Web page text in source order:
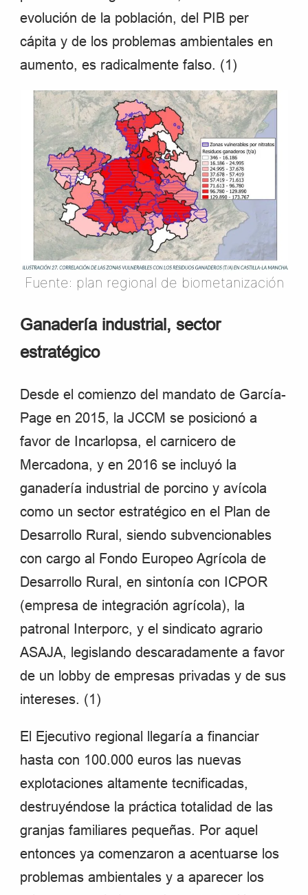
evolución de la población, del PIB per
cápita y de los problemas ambientales en
aumento, es radicalmente falso. (1)
Fuente: plan regional de biometanización
Ganadería industrial, sector
estratégico
Desde el comienzo del mandato de García-
Page en 2015, la JCCM se posicionó a
favor de Incarlopsa, el carnicero de
Mercadona, y en 2016 se incluyó la
ganadería industrial de porcino y avícola
como un sector estratégico en el Plan de
Desarrollo Rural, siendo subvencionables
con cargo al Fondo Europeo Agrícola de
Desarrollo Rural, en sintonía con ICPOR
(empresa de integración agrícola), la
patronal Interporc, y el sindicato agrario
ASAJA, legislando descaradamente a favor
de un lobby de empresas privadas y de sus
intereses. (1)
El Ejecutivo regional llegaría a financiar
hasta con 100.000 euros las nuevas
explotaciones altamente tecnificadas,
destruyéndose la práctica totalidad de las
granjas familiares pequeñas. Por aquel
entonces ya comenzaron a acentuarse los
problemas ambientales y a aparecer los